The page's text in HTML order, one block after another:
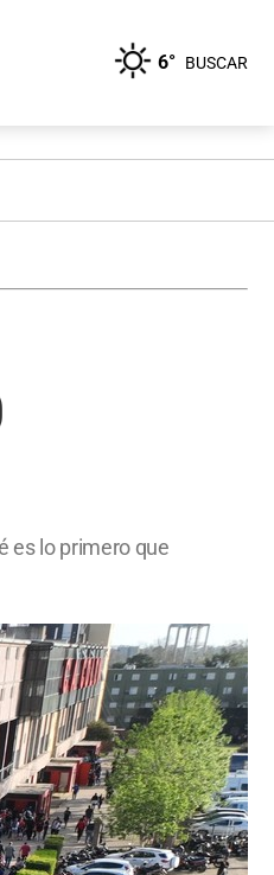
6° BUSCAR
es lo primero que